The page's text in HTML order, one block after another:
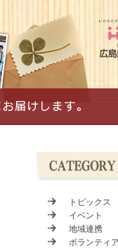
トピックス
イベント
地域連携
ボランティ